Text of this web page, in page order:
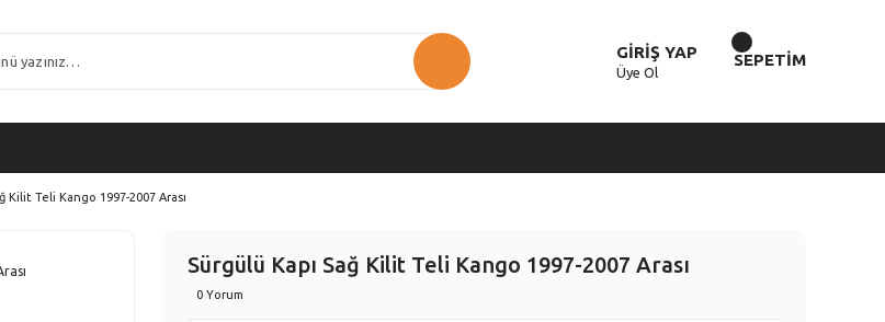
GİRİŞ YAP
Üye Ol
SEPETİM
Kilit Teli Kango 1997-2007 Arası
Sürgülü Kapı Sağ Kilit Teli Kango 1997-2007 Arası
0 Yorum